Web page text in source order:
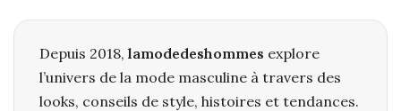
Depuis 2018, lamodedeshommes explore
l’univers de la mode masculine à travers des
looks, conseils de style, histoires et tendances.